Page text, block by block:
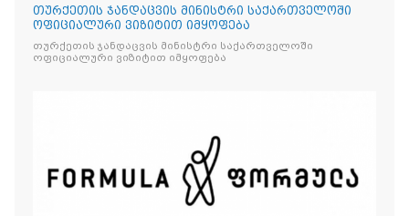
თურქეთის ჯანდაცვის მინისტრი საქართველოში
ოფიციალური ვიზიტით იმყოფება
თურქეთის ჯანდაცვის მინისტრი საქართველოში
ოფიციალური ვიზიტით იმყოფება